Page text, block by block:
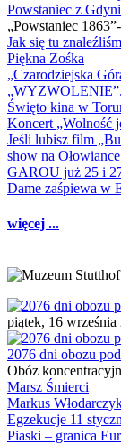
Powstaniec z Gdyni
„Powstaniec
Jak się tu
Piękna Zośka
„Czarodziejska
Święto kina w
Koncert „Wolność
Jeśli lubisz film
show na Ołowiance
GAROU już 25 i
Dame zaśpiewa w
więcej ...
piątek, 16 września
2076 dni obozu
Obóz
Marsz Śmierci
Markus
Egzekucje 11
Piaski – granica